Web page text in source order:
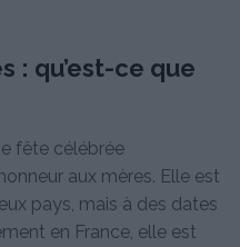
: qu’est-ce que
fête célébrée
aux mères. Elle est
pays, mais à des dates
en France, elle est